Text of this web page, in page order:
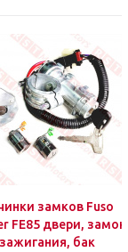
замков Fuso
FE85 двери, замок
зажигания, бак